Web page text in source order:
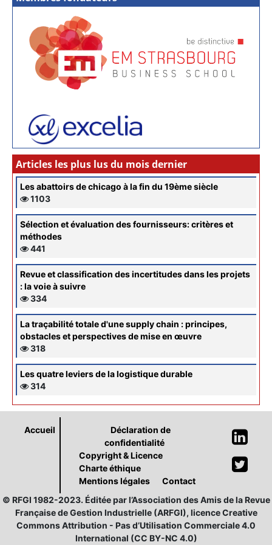
Articles les plus lus du mois dernier
Les abattoirs de chicago à la fin du 19ème siècle
1103
Sélection et évaluation des fournisseurs: critères et
méthodes
441
Revue et classification des incertitudes dans les projets
: la voie à suivre
334
La traçabilité totale d'une supply chain : principes,
obstacles et perspectives de mise en œuvre
318
Les quatre leviers de la logistique durable
314
Accueil
Déclaration de
confidentialité
Copyright & Licence
Charte éthique
Mentions légales
Contact
© RFGI 1982-2023. Éditée par l’Association des Amis de la Revue
Française de Gestion Industrielle (ARFGI), licence Creative
Commons Attribution - Pas d’Utilisation Commerciale 4.0
International (CC BY-NC 4.0)